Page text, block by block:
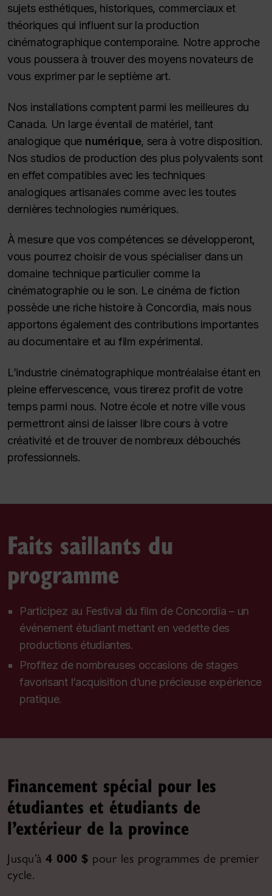
sujets esthétiques, historiques, commerciaux et
théoriques qui influent sur la production
cinématographique contemporaine. Notre approche
vous poussera à trouver des moyens novateurs de
vous exprimer par le septième art.
Nos installations comptent parmi les meilleures du
Canada. Un large éventail de matériel, tant
analogique que numérique, sera à votre disposition.
Nos studios de production des plus polyvalents sont
en effet compatibles avec les techniques
analogiques artisanales comme avec les toutes
dernières technologies numériques.
À mesure que vos compétences se développeront,
vous pourrez choisir de vous spécialiser dans un
domaine technique particulier comme la
cinématographie ou le son. Le cinéma de fiction
possède une riche histoire à Concordia, mais nous
apportons également des contributions importantes
au documentaire et au film expérimental.
L’industrie cinématographique montréalaise étant en
pleine effervescence, vous tirerez profit de votre
temps parmi nous. Notre école et notre ville vous
permettront ainsi de laisser libre cours à votre
créativité et de trouver de nombreux débouchés
professionnels.
Faits saillants du
programme
Participez au Festival du film de Concordia – un
événement étudiant mettant en vedette des
productions étudiantes.
Profitez de nombreuses occasions de stages
favorisant l’acquisition d’une précieuse expérience
pratique.
Financement spécial pour les
étudiantes et étudiants de
l’extérieur de la province
Jusqu’à 4 000 $ pour les programmes de premier
cycle.